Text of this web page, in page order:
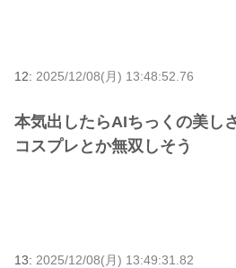
12: 2025/12/08(月) 13:48:52.76
本気出したらAIちっくの美し
コスプレとか無双しそう
13: 2025/12/08(月) 13:49:31.82